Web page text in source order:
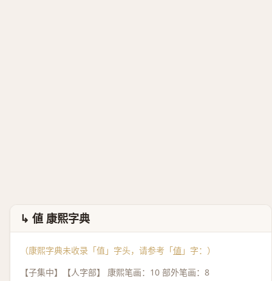
↳ 値 康熙字典
（康熙字典未收录「值」字头，请参考「値 」字：）
【子集中】【人字部】 康熙笔画：10 部外笔画：8